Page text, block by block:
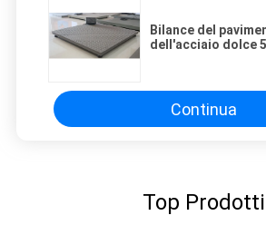
Bilance del
dell'acciaio dolce
Continua
Top Prodotti